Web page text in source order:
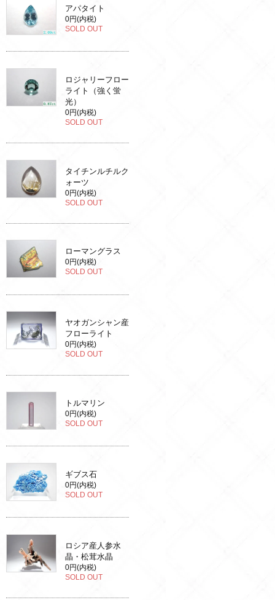
アパタイト
0円(内税)
SOLD OUT
ロジャリーフロー
ライト（強く蛍
光）
0円(内税)
SOLD OUT
タイチンルチルク
ォーツ
0円(内税)
SOLD OUT
ローマングラス
0円(内税)
SOLD OUT
ヤオガンシャン産
フローライト
0円(内税)
SOLD OUT
トルマリン
0円(内税)
SOLD OUT
ギブス石
0円(内税)
SOLD OUT
ロシア産人参水
晶・松茸水晶
0円(内税)
SOLD OUT